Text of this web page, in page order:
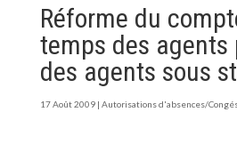
Réforme du
temps des
des agents sous
17 Août 2009| Autorisations d'absences/